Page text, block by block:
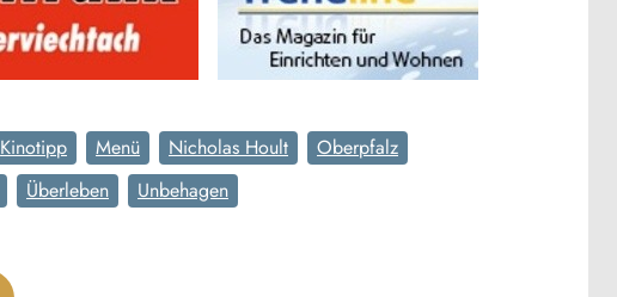
Kinotipp Menü Nicholas Hoult
Oberpfalz
Überleben Unbehagen